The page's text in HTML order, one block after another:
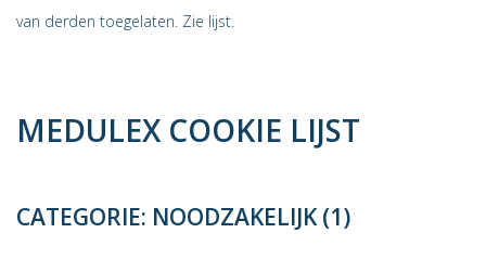
van derden toegelaten. Zie lijst.
MEDULEX COOKIE LIJST
CATEGORIE: NOODZAKELIJK (1)